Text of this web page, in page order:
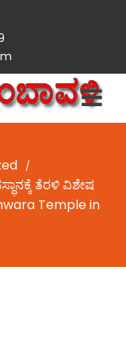
/
ತೆರಳಿ ವಿಶೇಷ
Temple in